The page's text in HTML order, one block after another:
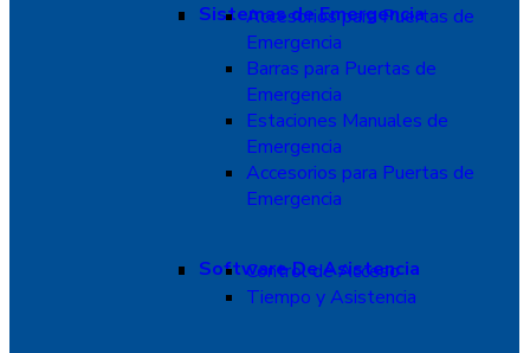
Sistemas de Emergencia
Accesorios para Puertas de
Emergencia
Barras para Puertas de
Emergencia
Estaciones Manuales de
Emergencia
Accesorios para Puertas de
Emergencia
Software De Asistencia
Control de Acceso
Tiempo y Asistencia